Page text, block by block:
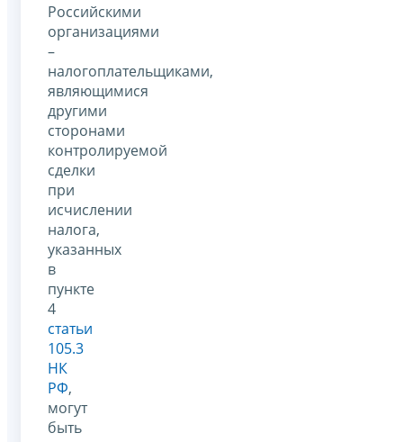
Российскими
организациями
–
налогоплательщиками,
являющимися
другими
сторонами
контролируемой
сделки
при
исчислении
налога,
указанных
в
пункте
4
статьи
105.3
НК
РФ,
могут
быть